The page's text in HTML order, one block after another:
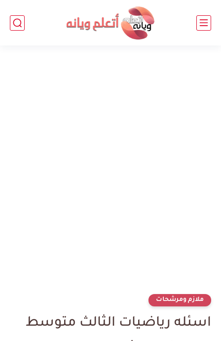
ملازم ومرشحات
اسئله رياضيات الثالث متوسط